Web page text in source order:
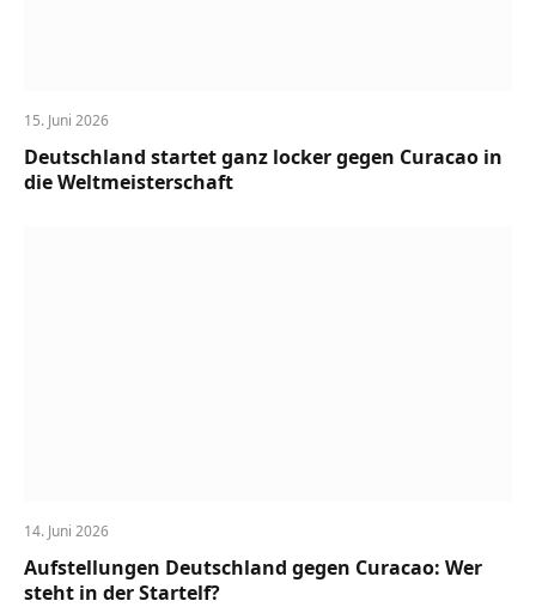
15. Juni 2026
Deutschland startet ganz locker gegen Curacao in
die Weltmeisterschaft
14. Juni 2026
Aufstellungen Deutschland gegen Curacao: Wer
steht in der Startelf?